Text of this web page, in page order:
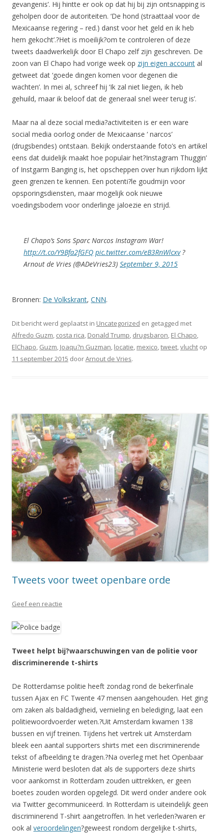
gevangenis’. Hij hintte er ook op dat hij bij zijn ontsnapping is
geholpen door de autoriteiten. ‘De hond (straattaal voor de
Mexicaanse regering – red.) danst voor het geld en ik heb
hem gekocht’.?Het is moeilijk?om te controleren of deze
tweets daadwerkelijk door El Chapo zelf zijn geschreven. De
zoon van El Chapo had vorige week op zijn eigen account al
getweet dat ‘goede dingen komen voor degenen die
wachten’. In mei al, schreef hij ‘Ik zal niet liegen, ik heb
gehuild, maar ik beloof dat de generaal snel weer terug is’.
Maar na al deze social media?activiteiten is er een ware
social media oorlog onder de Mexicaanse ‘ narcos’
(drugsbendes) ontstaan. Bekijk onderstaande foto’s en artikel
eens dat duidelijk maakt hoe populair het?Instagram Thuggin’
of Instgarm Banging is, het opscheppen over hun rijkdom lijkt
geen grenzen te kennen. Een potenti?le goudmijn voor
opsporingsdiensten, maar mogelijk ook nieuwe
voedingsbodem voor onderlinge jaloezie en strijd.
El Chapo’s Sons Sparc Narcos Instagram War!
http://t.co/Y9Bfa2fGFQ pic.twitter.com/eB3RnWlcxv?
Arnout de Vries (@ADeVries23) September 9, 2015
Bronnen: De Volkskrant, CNN.
Dit bericht werd geplaatst in Uncategorized en getagged met
Alfredo Guzm costa rica Donald Trump drugsbaron El Chapo
ElChapo Guzm Joaqu?n Guzman locatie mexico tweet vlucht op
11 september 2015 doorArnout de Vries.
Tweets voor tweet openbare orde
Geef een reactie
Tweet helpt bij?waarschuwingen van de politie voor
discriminerende t-shirts
De Rotterdamse politie heeft zondag rond de bekerfinale
tussen Ajax en FC Twente 47 mensen aangehouden. Het ging
om zaken als baldadigheid, vernieling en belediging, laat een
politiewoordvoerder weten.?Uit Amsterdam kwamen 138
bussen en vijf treinen. Tijdens het vertrek uit Amsterdam
bleek een aantal supporters shirts met een discriminerende
tekst of afbeelding te dragen.?Na overleg met het Openbaar
Ministerie werd besloten dat als de supporters deze shirts
voor aankomst in Rotterdam zouden uittrekken, er geen
boetes zouden worden opgelegd. Dit werd onder andere ook
via Twitter gecommuniceerd. In Rotterdam is uiteindelijk geen
discriminerend T-shirt aangetroffen. In het verleden?waren er
ook al veroordelingen?geweest rondom dergelijke t-shirts,